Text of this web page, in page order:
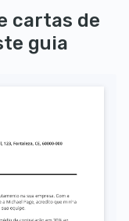
cartas de
guia